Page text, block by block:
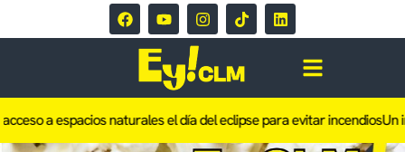
a espacios naturales el día del eclipse para evitar incendiosUn